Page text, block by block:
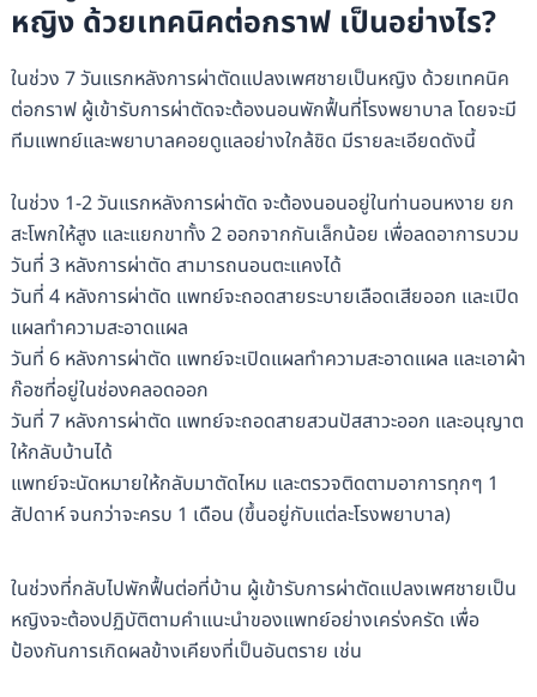
หญิง ด้วยเทคนิคต่อกราฟ เป็นอย่างไร?
ในช่วง 7 วันแรกหลังการผ่าตัดแปลงเพศชายเป็นหญิง ด้วยเทคนิค
ต่อกราฟ ผู้เข้ารับการผ่าตัดจะต้องนอนพักฟื้นที่โรงพยาบาล โดยจะมี
ทีมแพทย์และพยาบาลคอยดูแลอย่างใกล้ชิด มีรายละเอียดดังนี้
ในช่วง 1-2 วันแรกหลังการผ่าตัด จะต้องนอนอยู่ในท่านอนหงาย ยก
สะโพกให้สูง และแยกขาทั้ง 2 ออกจากกันเล็กน้อย เพื่อลดอาการบวม
วันที่ 3 หลังการผ่าตัด สามารถนอนตะแคงได้
วันที่ 4 หลังการผ่าตัด แพทย์จะถอดสายระบายเลือดเสียออก และเปิด
แผลทำความสะอาดแผล
วันที่ 6 หลังการผ่าตัด แพทย์จะเปิดแผลทำความสะอาดแผล และเอาผ้า
ก๊อซที่อยู่ในช่องคลอดออก
วันที่ 7 หลังการผ่าตัด แพทย์จะถอดสายสวนปัสสาวะออก และอนุญาต
ให้กลับบ้านได้
แพทย์จะนัดหมายให้กลับมาตัดไหม และตรวจติดตามอาการทุกๆ 1
สัปดาห์ จนกว่าจะครบ 1 เดือน (ขึ้นอยู่กับแต่ละโรงพยาบาล)
ในช่วงที่กลับไปพักฟื้นต่อที่บ้าน ผู้เข้ารับการผ่าตัดแปลงเพศชายเป็น
หญิงจะต้องปฏิบัติตามคำแนะนำของแพทย์อย่างเคร่งครัด เพื่อ
ป้องกันการเกิดผลข้างเคียงที่เป็นอันตราย เช่น